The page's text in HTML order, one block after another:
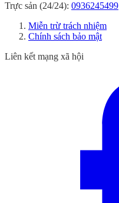
Trực sản (24/24): 0936245499
Miễn trừ trách nhiệm
Chính sách bảo mật
Liên kết mạng xã hội